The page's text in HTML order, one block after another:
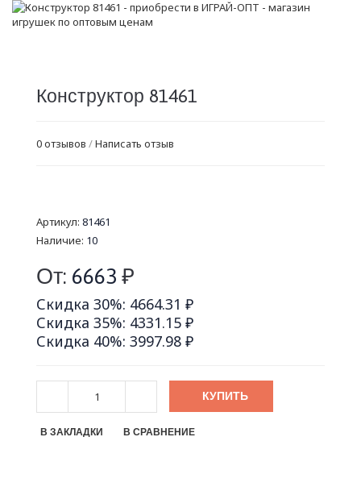
Конструктор 81461
0 отзывов /Написать отзыв
Артикул: 81461
Наличие: 10
От: 6663 ₽
Скидка 30%: 4664.31 ₽
Скидка 35%: 4331.15 ₽
Скидка 40%: 3997.98 ₽
КУПИТЬ
В ЗАКЛАДКИ В СРАВНЕНИЕ